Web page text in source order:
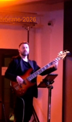
2026
samorządu województwa
morze i powrocie pociągów